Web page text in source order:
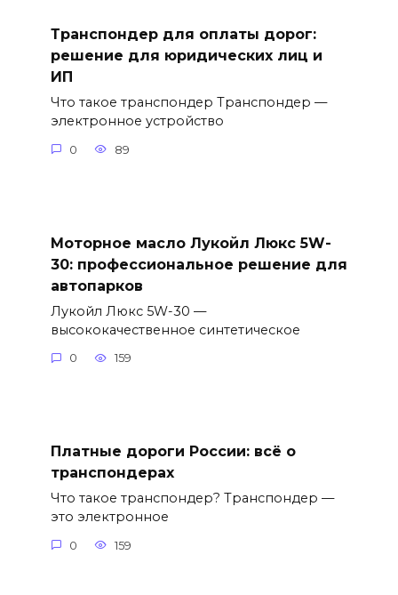
Транспондер для оплаты дорог:
решение для юридических лиц и
ИП
Что такое транспондер Транспондер —
электронное устройство
0 89
Моторное масло Лукойл Люкс 5W-
30: профессиональное решение для
автопарков
Лукойл Люкс 5W-30 —
высококачественное синтетическое
0 159
Платные дороги России: всё о
транспондерах
Что такое транспондер? Транспондер —
это электронное
0 159